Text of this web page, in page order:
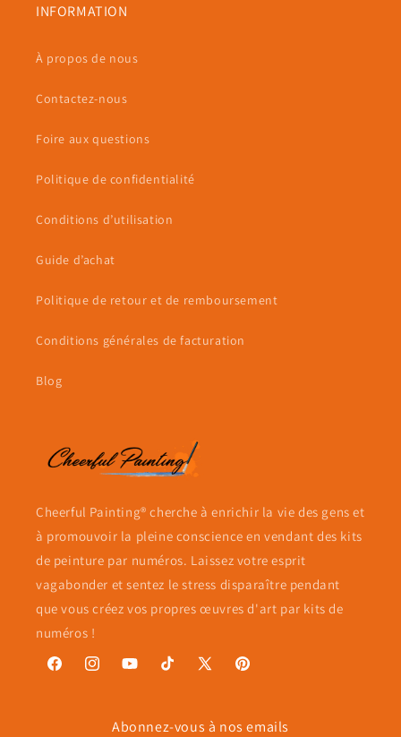
INFORMATION
À propos de nous
Contactez-nous
Foire aux questions
Politique de confidentialité
Conditions d’utilisation
Guide d’achat
Politique de retour et de remboursement
Conditions générales de facturation
Blog
Cheerful Painting® cherche à enrichir la vie des gens et
à promouvoir la pleine conscience en vendant des kits
de peinture par numéros. Laissez votre esprit
vagabonder et sentez le stress disparaître pendant
que vous créez vos propres œuvres d'art par kits de
numéros !
FacebookInstagramYouTubeTikTok
X
Pinterest
Abonnez-vous à nos emails